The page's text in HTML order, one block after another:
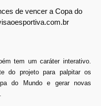
de vencer a Copa do
tem um caráter interativo.
do projeto para palpitar os
do Mundo e gerar novas